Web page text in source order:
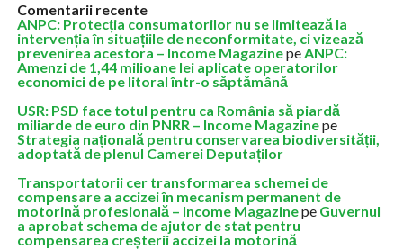
Comentarii recente
ANPC: Protecția consumatorilor nu se limitează la
intervenția în situațiile de neconformitate, ci vizează
prevenirea acestora – Income MagazinepeANPC:
Amenzi de 1,44 milioane lei aplicate operatorilor
economici de pe litoral într-o săptămână
USR: PSD face totul pentru ca România să piardă
miliarde de euro din PNRR – Income Magazinepe
Strategia națională pentru conservarea biodiversității,
adoptată de plenul Camerei Deputaților
Transportatorii cer transformarea schemei de
compensare a accizei în mecanism permanent de
motorină profesională – Income Magazinepe Guvernul
a aprobat schema de ajutor de stat pentru
compensarea creșterii accizei la motorină